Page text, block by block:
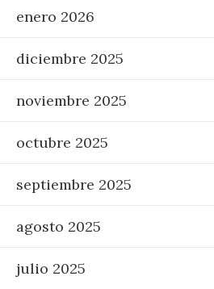
enero 2026
diciembre 2025
noviembre 2025
octubre 2025
septiembre 2025
agosto 2025
julio 2025